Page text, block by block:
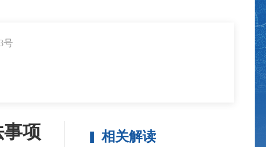
号
项 相关解读